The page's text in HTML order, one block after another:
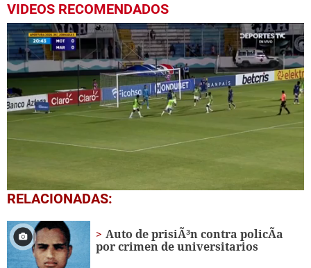
VIDEOS RECOMENDADOS
0
seconds
1
minute,
23
seconds
RELACIONADAS:
Auto de prisiÃ³n contra policÃ­a
por crimen de universitarios